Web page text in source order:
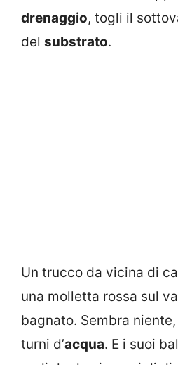
drenaggio, togli il
del substrato.
Un trucco da vicina di
una molletta rossa sul
bagnato. Sembra
turni d’acqua. E i suoi